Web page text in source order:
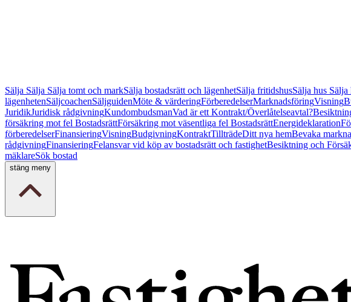
Sälja Sälja Sälja tomt och markSälja bostadsrätt och lägenhetSälja fritidshusSälja hus Sälja
lägenhetenSäljcoachenSäljguidenMöte & värderingFörberedelserMarknadsföringVisning
JuridikJuridisk rådgivningKundombudsmanVad är ett Kontrakt/Överlåtelseavtal?
försäkring mot fel BostadsrättFörsäkring mot väsentliga fel BostadsrättEnergideklaration
förberedelserFinansieringVisningBudgivningKontraktTillträdeDitt nya hemBevaka
rådgivningFinansieringFelansvar vid köp av bostadsrätt och fastighetBesiktning och
mäklareSök bostad
stäng meny